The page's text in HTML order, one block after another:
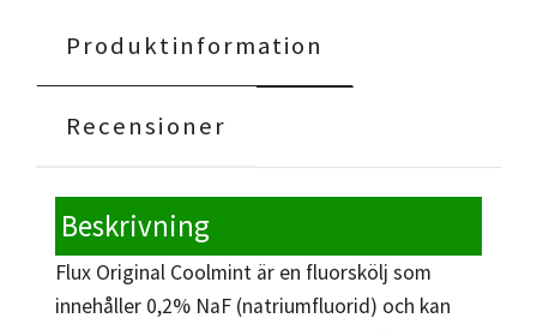
Produktinformation
Recensioner
Beskrivning
Flux Original Coolmint är en fluorskölj som
innehåller 0,2% NaF (natriumfluorid) och kan